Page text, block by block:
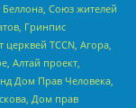
Союз жителей
Гринпис
TCCN, Агора,
Алтай проект,
Дом Прав Человека,
Дом прав